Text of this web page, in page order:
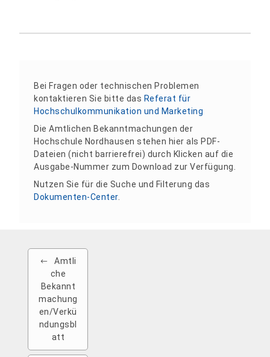
Bei Fragen oder technischen Problemen
kontaktieren Sie bitte das Referat für
Hochschulkommunikation und Marketing
Die Amtlichen Bekanntmachungen der
Hochschule Nordhausen stehen hier als PDF-
Dateien (nicht barrierefrei) durch Klicken auf die
Ausgabe-Nummer zum Download zur Verfügung.
Nutzen Sie für die Suche und Filterung das
Dokumenten-Center.
Amtli
che
Bekannt
machung
en/Verkü
ndungsbl
att